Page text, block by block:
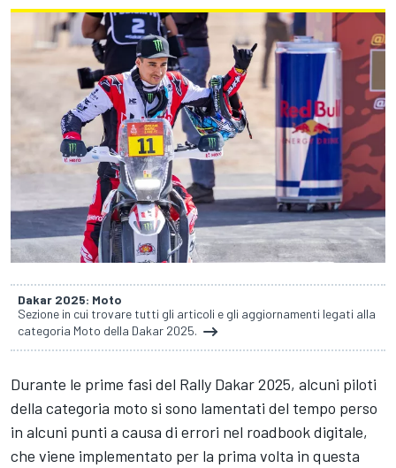
Dakar 2025: Moto
Sezione in cui trovare tutti gli articoli e gli aggiornamenti legati alla
categoria Moto della Dakar 2025.
Durante le prime fasi del Rally Dakar 2025, alcuni piloti
della categoria moto si sono lamentati del tempo perso
in alcuni punti a causa di errori nel roadbook digitale,
che viene implementato per la prima volta in questa